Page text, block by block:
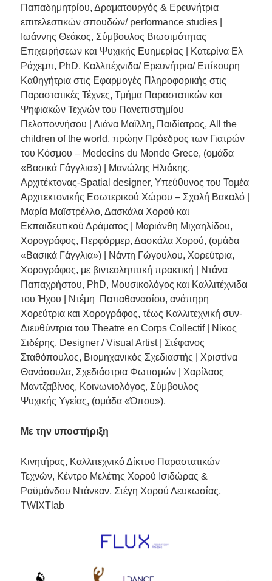
Παπαδημητρίου, Δραματουργός & Ερευνήτρια
επιτελεστικών σπουδών/ performance studies |
Ιωάννης Θεάκος, Σύμβουλος Βιωσιμότητας
Επιχειρήσεων και Ψυχικής Ευημερίας | Κατερίνα Ελ
Ράχεμπ, PhD, Καλλιτέχνιδα/ Ερευνήτρια/ Επίκουρη
Καθηγήτρια στις Εφαρμογές Πληροφορικής στις
Παραστατικές Τέχνες, Τμήμα Παραστατικών και
Ψηφιακών Τεχνών του Πανεπιστημίου
Πελοποννήσου | Λιάνα Μαϊλλη, Παιδίατρος, All the
children of the world, πρώην Πρόεδρος των Γιατρών
του Κόσμου – Medecins du Monde Grece, (ομάδα
«Βασικά Γάγγλια») | Μανώλης Ηλιάκης,
Αρχιτέκτονας-Spatial designer, Υπεύθυνος του Τομέα
Αρχιτεκτονικής Εσωτερικού Χώρου – Σχολή Βακαλό |
Μαρία Μαϊστρέλλο, Δασκάλα Χορού και
Εκπαιδευτικού Δράματος | Μαριάνθη Μιχαηλίδου,
Χορογράφος, Περφόρμερ, Δασκάλα Χορού, (ομάδα
«Βασικά Γάγγλια») | Νάντη Γώγουλου, Χορεύτρια,
Χορογράφος, με βιντεοληπτική πρακτική | Ντάνα
Παπαχρήστου, PhD, Μουσικολόγος και Καλλιτέχνιδα
του Ήχου | Ντέμη Παπαθανασίου, ανάπηρη
Χορεύτρια και Χορογράφος, τέως Καλλιτεχνική συν-
Διευθύντρια του Theatre en Corps Collectif | Νίκος
Σιδέρης, Designer / Visual Artist | Στέφανος
Σταθόπουλος, Βιομηχανικός Σχεδιαστής | Χριστίνα
Θανάσουλα, Σχεδιάστρια Φωτισμών | Χαρίλαος
Μαντζαβίνος, Κοινωνιολόγος, Σύμβουλος
Ψυχικής Υγείας, (ομάδα «Όπου»).
Με την υποστήριξη
Κινητήρας, Καλλιτεχνικό Δίκτυο Παραστατικών
Τεχνών, Κέντρο Μελέτης Χορού Ισιδώρας &
Ραϋμόνδου Ντάνκαν, Στέγη Χορού Λευκωσίας,
TWIXTlab